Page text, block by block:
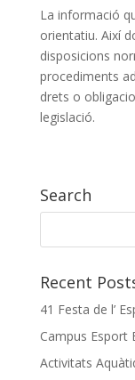
La informació
orientatiu. Així
disposicions
procediments
drets o
legislació.
Search
Recent
41 Festa de l’
Campus Esport
Activitats